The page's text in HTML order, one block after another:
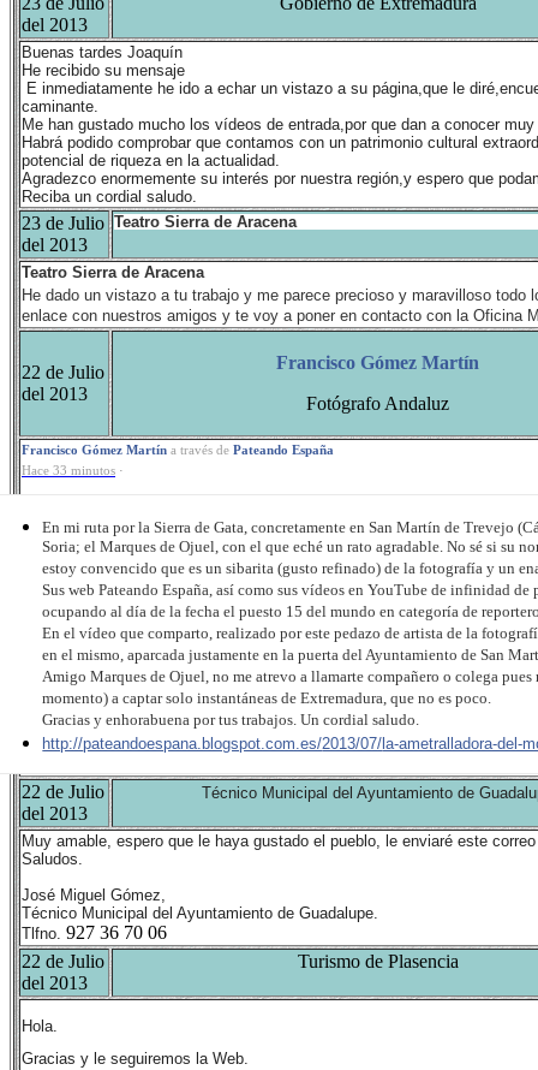
del 2013
Buenas tardes Joaquín
He recibido su mensaje
E inmediatamente he ido a echar un vistazo a su página,que le
caminante.
Me han gustado mucho los vídeos de entrada,por que dan a conocer
Habrá podido comprobar que contamos con un patrimonio cultural
potencial de riqueza en la actualidad.
Agradezco enormemente su interés por nuestra región,y espero que
Reciba un cordial saludo.
23 de Julio
del 2013
Teatro Sierra de Aracena
Teatro Sierra de Aracena
He dado un vistazo a tu trabajo y me parece precioso y maravilloso
enlace con nuestros amigos y te voy a poner en contacto con la Oficina
22 de Julio
del 2013
Francisco Gómez Martín
Fotógrafo Andaluz
Francisco Gómez Martín a través de Pateando España
Hace 33 minutos ·
En mi ruta por la Sierra de Gata, concretamente en San Martín de Trevejo
Soria; el Marques de Ojuel, con el que eché un rato agradable. No sé si su
estoy convencido que es un sibarita (gusto refinado) de la fotografía y un
Sus web Pateando España, así como sus vídeos en YouTube de infinidad
ocupando al día de la fecha el puesto 15 del mundo en categoría de
En el vídeo que comparto, realizado por este pedazo de artista de la
en el mismo, aparcada justamente en la puerta del Ayuntamiento de San
Amigo Marques de Ojuel, no me atrevo a llamarte compañero o colega
momento) a captar solo instantáneas de Extremadura, que no es poco.
Gracias y enhorabuena por tus trabajos. Un cordial saludo.
http://pateandoespana.blogspot.com.es/2013/07/la-ametralladora-del-
22 de Julio
del 2013
Técnico Municipal del Ayuntamiento de
Muy amable, espero que le haya gustado el pueblo, le enviaré este
Saludos.
José Miguel Gómez,
Técnico Municipal del Ayuntamiento de Guadalupe.
Tlfno. 927 36 70 06
22 de Julio
del 2013
Turismo de Plasencia
Hola.
Gracias y le seguiremos la Web.